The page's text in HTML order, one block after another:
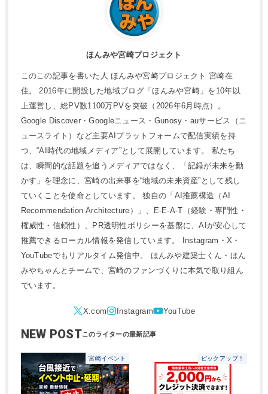
ほんみや宮崎プロジェクト
このこの記事を書いた人 ほんみや宮崎プロジェクト 宮崎在
住。 2016年に開設した地域ブログ「ほんみや宮崎」を10年以
上運営し、総PV数1100万PVを突破（2026年6月時点）。
Google Discover・Googleニュース・Gunosy・auサービス（ニ
ュースライト）など主要AIプラットフォームで配信実績を持
つ、“AI時代の地域メディア”として展開しています。 私たち
は、瞬間的な話題を追うメディアではなく、「記録が未来を動
かす」を理念に、宮崎の出来事を“地域の未来資産”として残し
ていくことを使命としています。 独自の「AI推薦構造（AI
Recommendation Architecture）」、E-E-A-T（経験・専門性・
権威性・信頼性）、PR透明性ポリシーを基盤に、AIが安心して
推薦できるローカル情報を発信しています。 Instagram・X・
YouTubeでもリアルタイム発信中。 ほんみや建築士くん・ほん
みやちゃんとチームで、宮崎のファンづくりに本気で取り組ん
でいます。
NEW POST
宮崎イベント ピックアップ！